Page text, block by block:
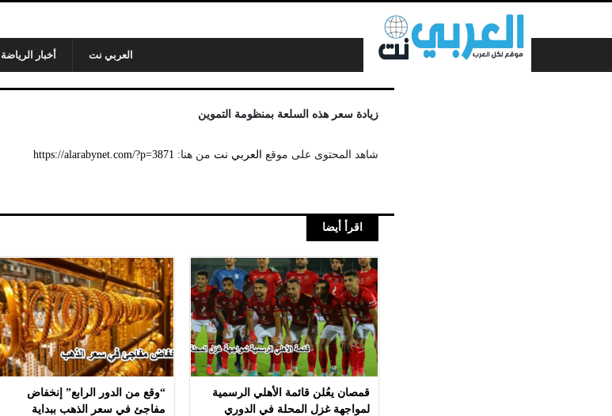
العربي نت أخبار الرياضة
زيادة سعر هذه السلعة بمنظومة التموين
شاهد المحتوى على موقع العربي نت من هنا: https://alarabynet.com/?p=3871
اقرأ أيضا
قمصان يعُلن قائمة الأهلي الرسمية
لمواجهة غزل المحلة في الدوري
“وقع من الدور الرابع” إنخفاض
مفاجئ في سعر الذهب ببداية